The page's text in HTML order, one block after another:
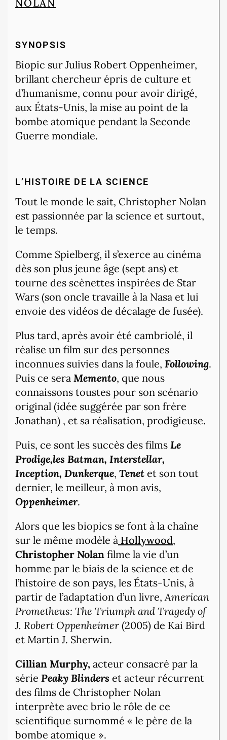
NOLAN
SYNOPSIS
Biopic sur Julius Robert Oppenheimer,
brillant chercheur épris de culture et
d’humanisme, connu pour avoir dirigé,
aux États-Unis, la mise au point de la
bombe atomique pendant la Seconde
Guerre mondiale.
L’HISTOIRE DE LA SCIENCE
Tout le monde le sait, Christopher Nolan
est passionnée par la science et surtout,
le temps.
Comme Spielberg, il s’exerce au cinéma
dès son plus jeune âge (sept ans) et
tourne des scènettes inspirées de Star
Wars (son oncle travaille à la Nasa et lui
envoie des vidéos de décalage de fusée).
Plus tard, après avoir été cambriolé, il
réalise un film sur des personnes
inconnues suivies dans la foule, Following.
Puis ce sera Memento, que nous
connaissons toustes pour son scénario
original (idée suggérée par son frère
Jonathan) , et sa réalisation, prodigieuse.
Puis, ce sont les succès des films Le
Prodige,les Batman, Interstellar,
Inception, Dunkerque, Tenet et son tout
dernier, le meilleur, à mon avis,
Oppenheimer.
Alors que les biopics se font à la chaîne
sur le même modèle à Hollywood,
Christopher Nolan filme la vie d’un
homme par le biais de la science et de
l’histoire de son pays, les États-Unis, à
partir de l’adaptation d’un livre, American
Prometheus: The Triumph and Tragedy of
J. Robert Oppenheimer (2005) de Kai Bird
et Martin J. Sherwin.
Cillian Murphy, acteur consacré par la
série Peaky Blinders et acteur récurrent
des films de Christopher Nolan
interprète avec brio le rôle de ce
scientifique surnommé « le père de la
bombe atomique ».